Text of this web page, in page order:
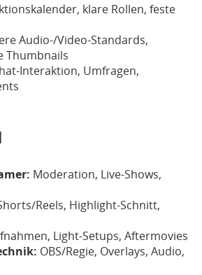
klare Rollen, feste
Audio-/Video-Standards,
Thumbnails
Interaktion, Umfragen,
Moderation, Live-Shows,
Reels, Highlight-Schnitt,
Light-Setups, Aftermovies
OBS/Regie, Overlays, Audio,